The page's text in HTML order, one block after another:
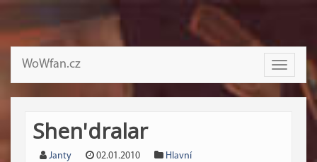
Toggle
WoWfan.cz
Shen'dralar
Janty 02.01.2010 Hlavní